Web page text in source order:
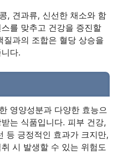
, 견과류, 신선한 채소와 함
를 맞추고 건강을 증진할
질과의 조합은 혈당 상승을
다.
영양성분과 다양한 효능으
는 식품입니다. 피부 건강,
등 긍정적인 효과가 크지만,
시 발생할 수 있는 위험도